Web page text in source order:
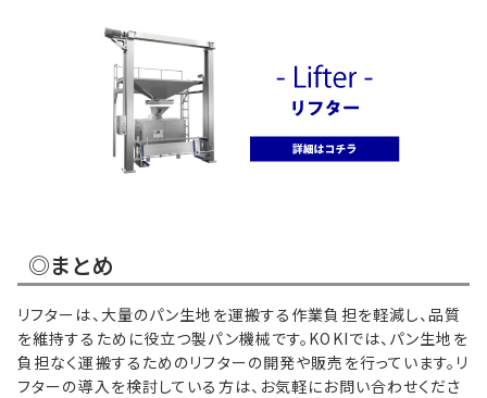
◎まとめ
リフターは、大量のパン生地を運搬する作業負担を軽減し、品質
を維持するために役立つ製パン機械です。KOKIでは、パン生地を
負担なく運搬するためのリフターの開発や販売を行っています。リ
フターの導入を検討している方は、お気軽にお問い合わせくださ